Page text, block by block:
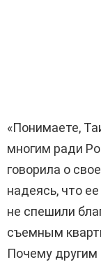
«Понимаете,
многим ради
говорила о
надеясь, что
не спешили
съемным
Почему другим